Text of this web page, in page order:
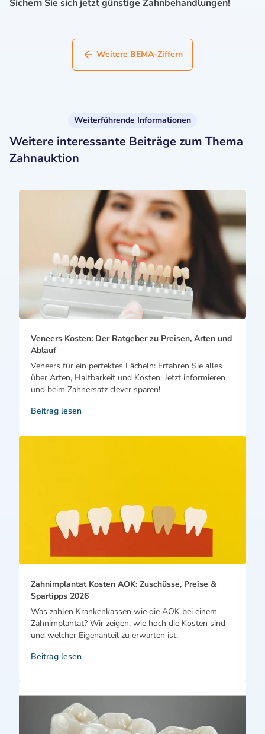
Sichern Sie sich jetzt günstige Zahnbehandlungen!
Weitere BEMA-Ziffern
Weiterführende Informationen
Weitere interessante Beiträge zum Thema
Zahnauktion
Veneers Kosten: Der Ratgeber zu Preisen, Arten und
Ablauf
Veneers für ein perfektes Lächeln: Erfahren Sie alles
über Arten, Haltbarkeit und Kosten. Jetzt informieren
und beim Zahnersatz clever sparen!
Beitrag lesen
Zahnimplantat Kosten AOK: Zuschüsse, Preise &
Spartipps 2026
Was zahlen Krankenkassen wie die AOK bei einem
Zahnimplantat? Wir zeigen, wie hoch die Kosten sind
und welcher Eigenanteil zu erwarten ist.
Beitrag lesen